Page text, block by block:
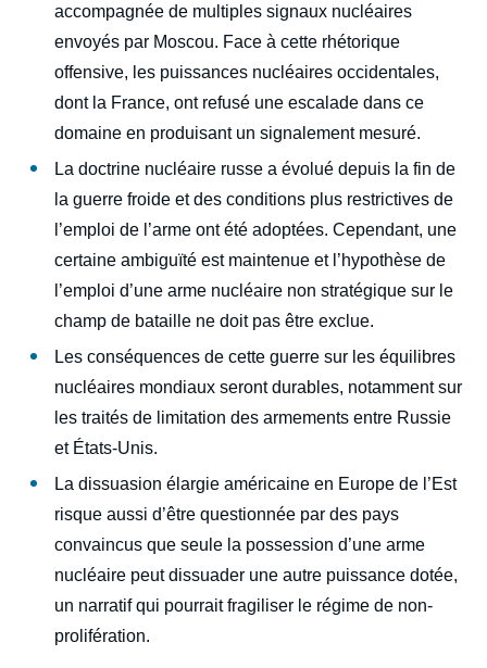
accompagnée de multiples signaux nucléaires
envoyés par Moscou. Face à cette rhétorique
offensive, les puissances nucléaires occidentales,
dont la France, ont refusé une escalade dans ce
domaine en produisant un signalement mesuré.
La doctrine nucléaire russe a évolué depuis la fin de
la guerre froide et des conditions plus restrictives de
l’emploi de l’arme ont été adoptées. Cependant, une
certaine ambiguïté est maintenue et l’hypothèse de
l’emploi d’une arme nucléaire non stratégique sur le
champ de bataille ne doit pas être exclue.
Les conséquences de cette guerre sur les équilibres
nucléaires mondiaux seront durables, notamment sur
les traités de limitation des armements entre Russie
et États-Unis.
La dissuasion élargie américaine en Europe de l’Est
risque aussi d’être questionnée par des pays
convaincus que seule la possession d’une arme
nucléaire peut dissuader une autre puissance dotée,
un narratif qui pourrait fragiliser le régime de non-
prolifération.